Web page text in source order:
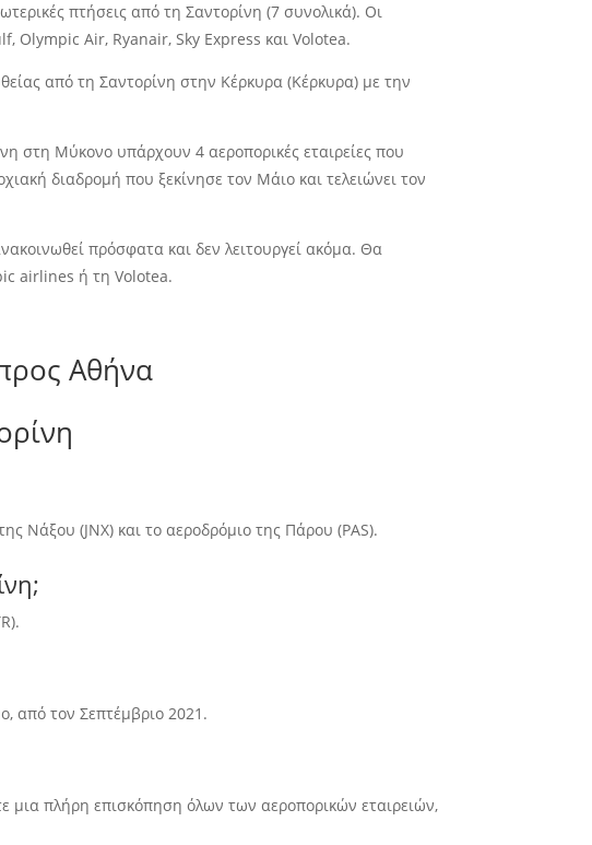
πτήσεις από τη Σαντορίνη (7 συνολικά). Οι
Olympic Air, Ryanair, Sky Express και Volotea.
από τη Σαντορίνη στην Κέρκυρα (Κέρκυρα) με την
στη Μύκονο υπάρχουν 4 αεροπορικές εταιρείες που
διαδρομή που ξεκίνησε τον Μάιο και τελειώνει τον
πρόσφατα και δεν λειτουργεί ακόμα. Θα
airlines ή τη Volotea.
Αθήνα
Νάξου (JNX) και το αεροδρόμιο της Πάρου (PAS).
από τον Σεπτέμβριο 2021.
μια πλήρη επισκόπηση όλων των αεροπορικών εταιρειών,